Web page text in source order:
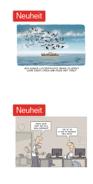
Neuheit
Neuheit